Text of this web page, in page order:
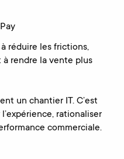
réduire les frictions,
rendre la vente plus
un chantier IT. C’est
rationaliser
commerciale.